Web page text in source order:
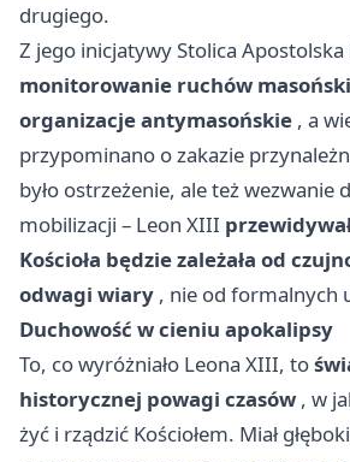
drugiego.
Z jego inicjatywy Stolica Apostolska
monitorowanie ruchów
organizacje antymasońskie , a
przypominano o zakazie
było ostrzeżenie, ale też wezwanie
mobilizacji – Leon XIII
Kościoła będzie zależała od
odwagi wiary , nie od formalnych
Duchowość w cieniu apokalipsy
To, co wyróżniało Leona XIII, to
historycznej powagi czasów , w
żyć i rządzić Kościołem. Miał